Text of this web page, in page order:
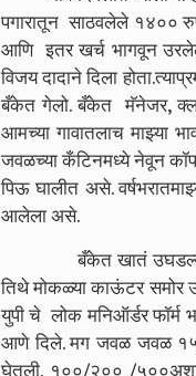
पगारातून साठवलेले १४००
आणि इतर खर्च भागवून
विजय दादाने दिला
बँकेत गेलो. बँकेत मॅनेजर,
आमच्या गावातलाच माझ्या
जवळच्या कँटिनमध्ये नेवून
पिऊ घालीत असे.
आलेला असे.
बँकेत खातं उघडल्यावर
तिथे मोकळ्या काऊंटर समोर
युपी चे लोक मनिऑर्डर फॉर्म
आणे दिले. मग जवळ जवळ १५/